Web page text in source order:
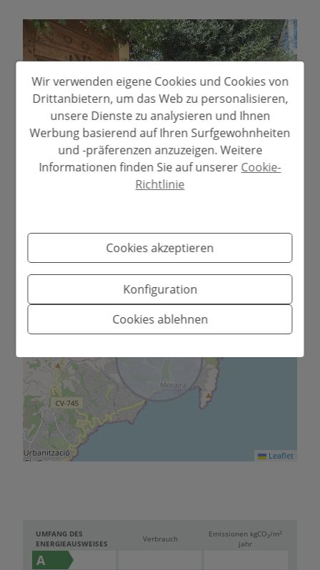
+
Leaflet
UMFANG DES
ENERGIEAUSWEISES
Verbrauch
Emissionen kgCO 2/m2
jahr
A
Wir verwenden eigene Cookies und Cookies von
Drittanbietern, um das Web zu personalisieren,
unsere Dienste zu analysieren und Ihnen
Werbung basierend auf Ihren Surfgewohnheiten
und -präferenzen anzuzeigen. Weitere
Informationen finden Sie auf unserer Cookie-
Richtlinie
Cookies akzeptieren
Konfiguration
Cookies ablehnen